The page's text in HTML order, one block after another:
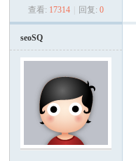
› ›
查看: 17314 回复: 0
seoSQ